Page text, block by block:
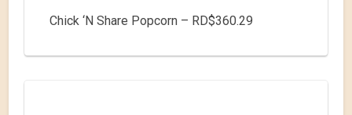
Chick ‘N Share Popcorn – RD$360.29